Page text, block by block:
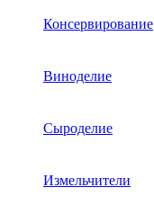
Консервирование
Виноделие
Сыроделие
Измельчители